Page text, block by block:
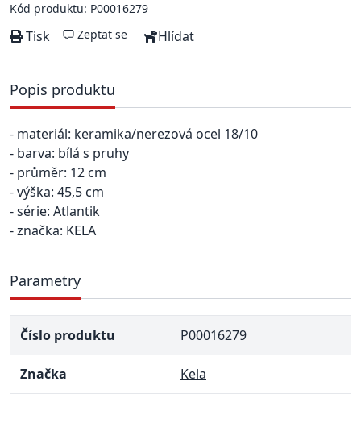
Kód produktu: P00016279
Tisk Zeptat se Hlídat
Popis produktu
- materiál: keramika/nerezová ocel 18/10
- barva: bílá s pruhy
- průměr: 12 cm
- výška: 45,5 cm
- série: Atlantik
- značka: KELA
Parametry
Číslo produktu P00016279
Značka Kela